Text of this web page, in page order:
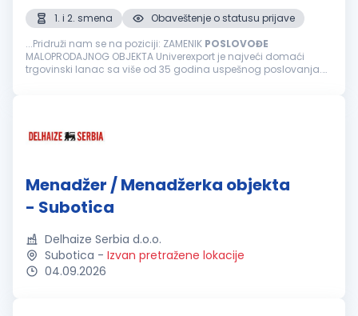
1. i 2. smena
Obaveštenje o statusu prijave
...Pridruži nam se na poziciji: ZAMENIK POSLOVOĐE
MALOPRODAJNOG OBJEKTA Univerexport je najveći domaći
trgovinski lanac sa više od 35 godina uspešnog poslovanja.
Menadžer / Menadžerka objekta
- Subotica
Delhaize Serbia d.o.o.
Subotica - Izvan pretražene lokacije
04.09.2026